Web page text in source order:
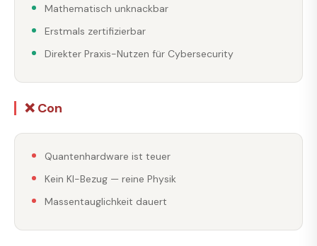
Mathematisch unknackbar
Erstmals zertifizierbar
Direkter Praxis-Nutzen für Cybersecurity
❌ Con
Quantenhardware ist teuer
Kein KI-Bezug — reine Physik
Massentauglichkeit dauert